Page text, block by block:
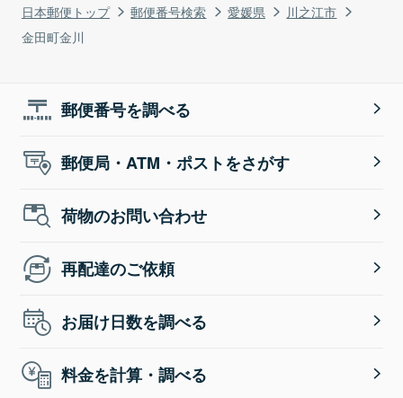
日本郵便トップ 郵便番号検索 愛媛県
川之江市
金田町金川
郵便番号を調べる
郵便局・ATM・ポストをさがす
荷物のお問い合わせ
再配達のご依頼
お届け日数を調べる
料金を計算・調べる